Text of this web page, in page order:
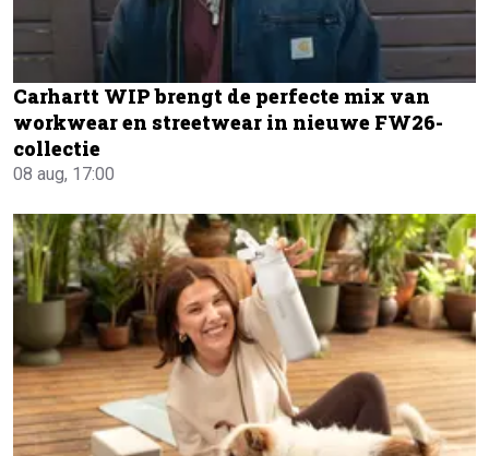
Carhartt WIP brengt de perfecte mix van
workwear en streetwear in nieuwe FW26-
collectie
08 aug, 17:00